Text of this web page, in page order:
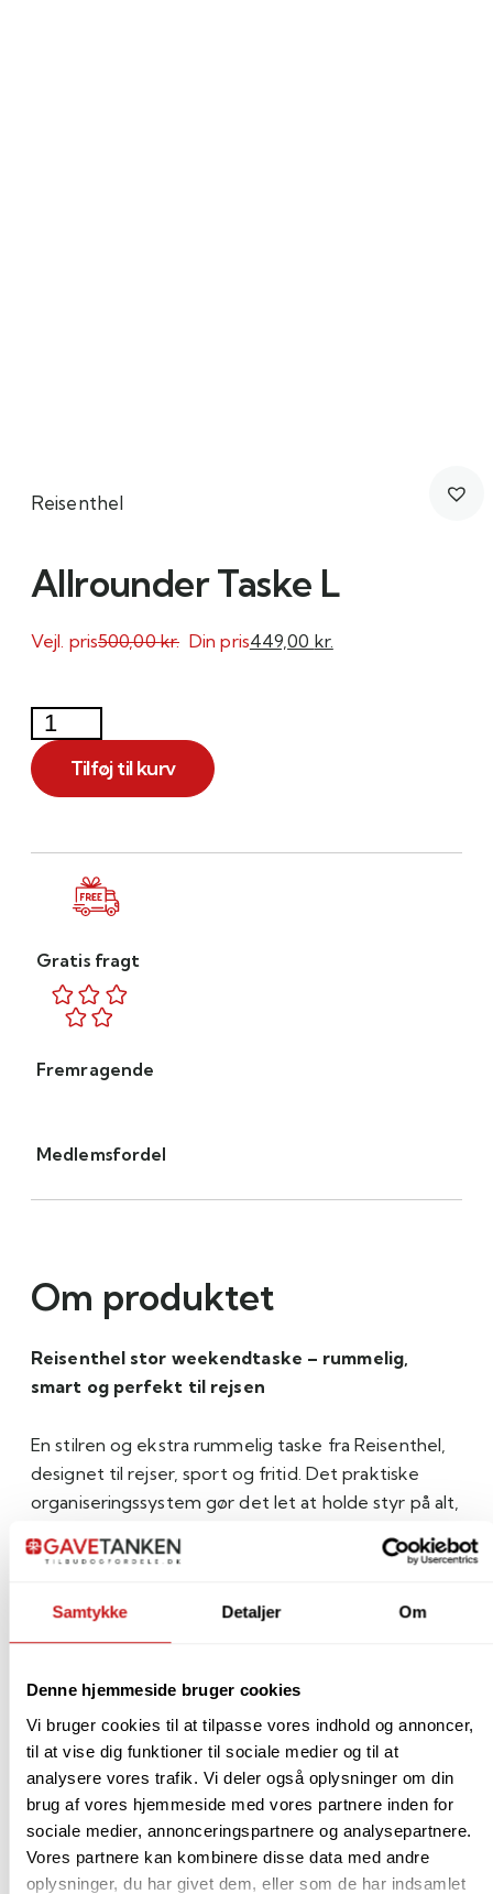
Samtykke Detaljer Om
Denne hjemmeside bruger cookies
Vi bruger cookies til at tilpasse vores indhold og annoncer,
til at vise dig funktioner til sociale medier og til at
analysere vores trafik. Vi deler også oplysninger om din
brug af vores hjemmeside med vores partnere inden for
sociale medier, annonceringspartnere og analysepartnere.
Vores partnere kan kombinere disse data med andre
oplysninger, du har givet dem, eller som de har indsamlet
Reisenthel
Allrounder Taske L
Vejl. pris500,00kr. Din pris449,00 kr.
Tilføj til kurv
Gratis fragt
Fremragende
Medlemsfordel
Om produktet
Reisenthel stor weekendtaske – rummelig,
smart og perfekt til rejsen
En stilren og ekstra rummelig taske fra Reisenthel,
designet til rejser, sport og fritid. Det praktiske
organiseringssystem gør det let at holde styr på alt,
stabil åbning, så du hurtigt finder det, du mangler.
• Rummelig model på 30 liter
• Let polstrede sider og bund
• 6 indvendige rum til smart organisering
• Justerbar skulderrem med behagelig polstring
• 2 polstrede bærehåndtag
• Moderne 3D-quiltet rhombus-design
• Vandafvisende materiale i 100% genanvendt
polyester
• Mål: 48 × 39,5 × 29 cm – Volume: 30 liter